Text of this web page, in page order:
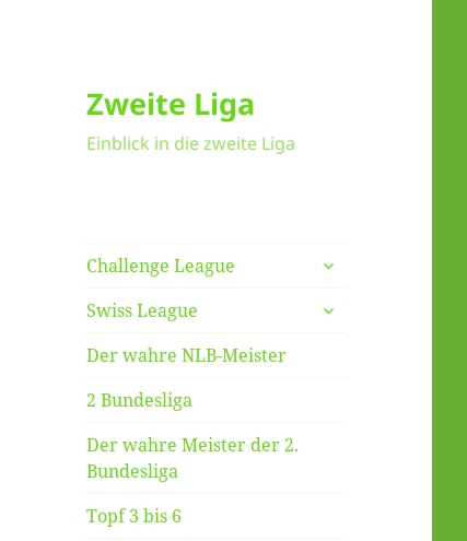
Zweite Liga
Einblick in die zweite Liga
Challenge League
untermenü
anzeigen
Swiss League
untermenü
anzeigen
Der wahre NLB-Meister
2 Bundesliga
Der wahre Meister der 2.
Bundesliga
Topf 3 bis 6